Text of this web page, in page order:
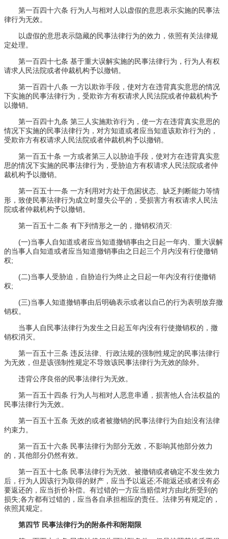
第一百四十六条 行为人与相对人以虚假的意思表示实施的民事法
律行为无效。
以虚假的意思表示隐藏的民事法律行为的效力，依照有关法律规
定处理。
第一百四十七条 基于重大误解实施的民事法律行为，行为人有权
请求人民法院或者仲裁机构予以撤销。
第一百四十八条 一方以欺诈手段，使对方在违背真实意思的情况
下实施的民事法律行为，受欺诈方有权请求人民法院或者仲裁机构予
以撤销。
第一百四十九条 第三人实施欺诈行为，使一方在违背真实意思的
情况下实施的民事法律行为，对方知道或者应当知道该欺诈行为的，
受欺诈方有权请求人民法院或者仲裁机构予以撤销。
第一百五十条 一方或者第三人以胁迫手段，使对方在违背真实意
思的情况下实施的民事法律行为，受胁迫方有权请求人民法院或者仲
裁机构予以撤销。
第一百五十一条 一方利用对方处于危困状态、缺乏判断能力等情
形，致使民事法律行为成立时显失公平的，受损害方有权请求人民法
院或者仲裁机构予以撤销。
第一百五十二条 有下列情形之一的，撤销权消灭:
(一)当事人自知道或者应当知道撤销事由之日起一年内、重大误解
的当事人自知道或者应当知道撤销事由之日起三个月内没有行使撤销
权;
(二)当事人受胁迫，自胁迫行为终止之日起一年内没有行使撤销
权;
(三)当事人知道撤销事由后明确表示或者以自己的行为表明放弃撤
销权。
当事人自民事法律行为发生之日起五年内没有行使撤销权的，撤
销权消灭。
第一百五十三条 违反法律、行政法规的强制性规定的民事法律行
为无效，但是该强制性规定不导致该民事法律行为无效的除外。
违背公序良俗的民事法律行为无效。
第一百五十四条 行为人与相对人恶意串通，损害他人合法权益的
民事法律行为无效。
第一百五十五条 无效的或者被撤销的民事法律行为自始没有法律
约束力。
第一百五十六条 民事法律行为部分无效，不影响其他部分效力
的，其他部分仍然有效。
第一百五十七条 民事法律行为无效、被撤销或者确定不发生效力
后，行为人因该行为取得的财产，应当予以返还;不能返还或者没有必
要返还的，应当折价补偿。有过错的一方应当赔偿对方由此所受到的
损失;各方都有过错的，应当各自承担相应的责任。法律另有规定的，
依照其规定。
第四节 民事法律行为的附条件和附期限